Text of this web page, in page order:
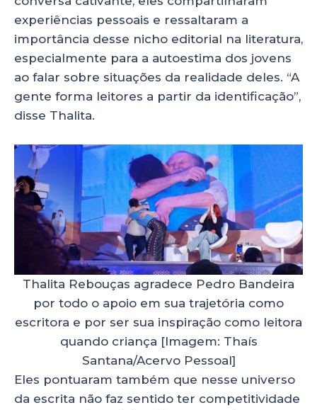
experiências pessoais e ressaltaram a
importância desse nicho editorial na literatura,
especialmente para a autoestima dos jovens
ao falar sobre situações da realidade deles. “A
gente forma leitores a partir da identificação”,
disse Thalita.
Thalita Rebouças agradece Pedro Bandeira
por todo o apoio em sua trajetória como
escritora e por ser sua inspiração como leitora
quando criança [Imagem: Thaís
Santana/Acervo Pessoal]
Eles pontuaram também que nesse universo
da escrita não faz sentido ter competitividade